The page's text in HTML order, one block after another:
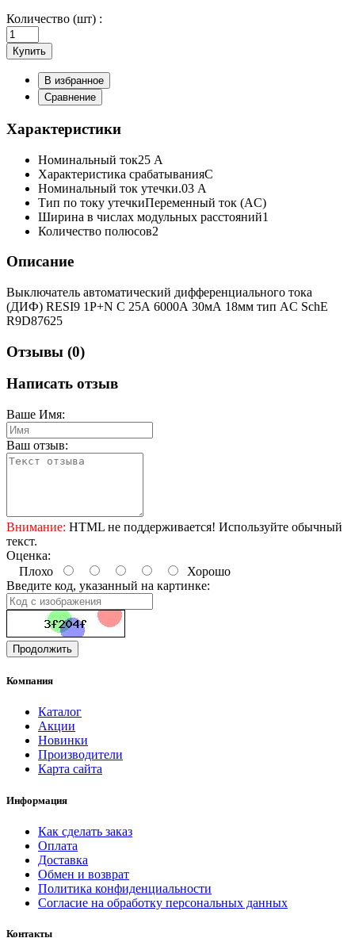
Количество (шт) :
Купить
В избранное
Сравнение
Характеристики
Номинальный ток25 А
Характеристика срабатыванияC
Номинальный ток утечки.03 А
Тип по току утечкиПеременный ток (AC)
Ширина в числах модульных расстояний1
Количество полюсов2
Описание
Выключатель автоматический дифференциального тока
(ДИФ) RESI9 1P+N С 25А 6000А 30мА 18мм тип AC SchE
R9D87625
Отзывы (0)
Написать отзыв
Ваше Имя:
Ваш отзыв:
Внимание: HTML не поддерживается! Используйте обычный
текст.
Оценка:
Плохо
Хорошо
Введите код, указанный на картинке:
Продолжить
Компания
Каталог
Акции
Новинки
Производители
Карта сайта
Информация
Как сделать заказ
Оплата
Доставка
Обмен и возврат
Политика конфиденциальности
Согласие на обработку персональных данных
Контакты